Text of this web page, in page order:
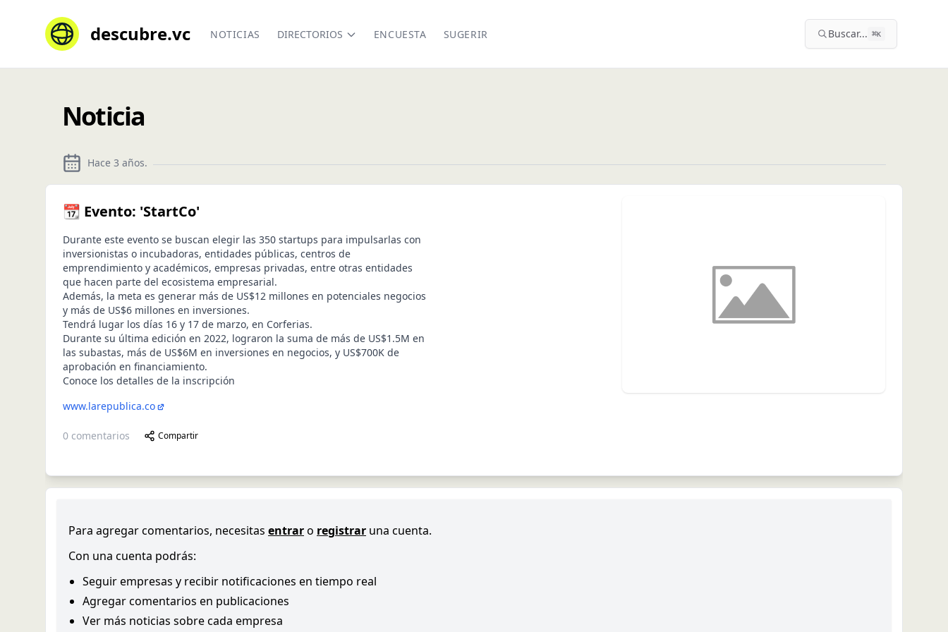
descubre.vc NOTICIAS DIRECTORIOS ENCUESTA SUGERIR Buscar... ⌘K
Noticia
Hace 3 años.
📆 Evento: 'StartCo'
Durante este evento se buscan elegir las 350 startups para impulsarlas con
inversionistas o incubadoras, entidades públicas, centros de
emprendimiento y académicos, empresas privadas, entre otras entidades
que hacen parte del ecosistema empresarial.
Además, la meta es generar más de US$12 millones en potenciales negocios
y más de US$6 millones en inversiones.
Tendrá lugar los días 16 y 17 de marzo, en Corferias.
Durante su última edición en 2022, lograron la suma de más de US$1.5M en
las subastas, más de US$6M en inversiones en negocios, y US$700K de
aprobación en financiamiento.
Conoce los detalles de la inscripción
www.larepublica.co
0 comentarios Compartir
Para agregar comentarios, necesitas entraro registrar una cuenta.
Con una cuenta podrás:
Seguir empresas y recibir notificaciones en tiempo real
Agregar comentarios en publicaciones
Ver más noticias sobre cada empresa